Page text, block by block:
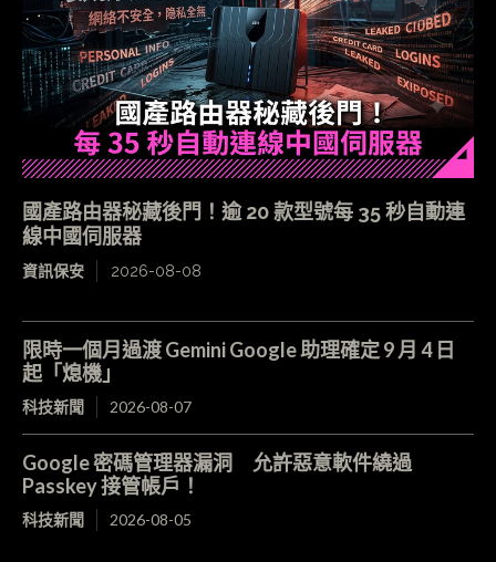
國產路由器秘藏後門！逾 20 款型號每 35 秒自動連
線中國伺服器
資訊保安 2026-08-08
限時一個月過渡 Gemini Google 助理確定 9 月 4 日
起「熄機」
科技新聞 2026-08-07
Google 密碼管理器漏洞 允許惡意軟件繞過
Passkey 接管帳戶！
科技新聞 2026-08-05